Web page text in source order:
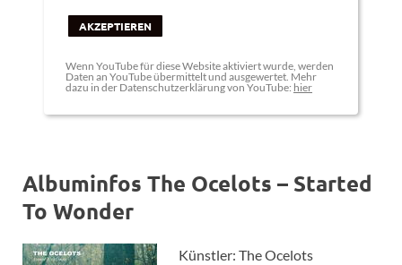
AKZEPTIEREN
Wenn YouTube für diese Website aktiviert wurde, werden
Daten an YouTube übermittelt und ausgewertet. Mehr
dazu in der Datenschutzerklärung von YouTube: hier
Albuminfos The Ocelots – Started
To Wonder
Künstler: The Ocelots